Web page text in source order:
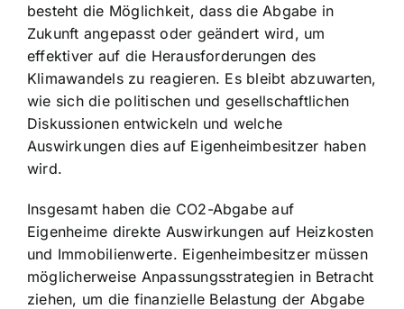
besteht die Möglichkeit, dass die Abgabe in
Zukunft angepasst oder geändert wird, um
effektiver auf die Herausforderungen des
Klimawandels zu reagieren. Es bleibt abzuwarten,
wie sich die politischen und gesellschaftlichen
Diskussionen entwickeln und welche
Auswirkungen dies auf Eigenheimbesitzer haben
wird.
Insgesamt haben die CO2-Abgabe auf
Eigenheime direkte Auswirkungen auf Heizkosten
und Immobilienwerte. Eigenheimbesitzer müssen
möglicherweise Anpassungsstrategien in Betracht
ziehen, um die finanzielle Belastung der Abgabe